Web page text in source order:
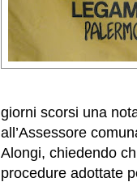
giorni scorsi una
all’Assessore
Alongi, chiedendo
procedure adottate